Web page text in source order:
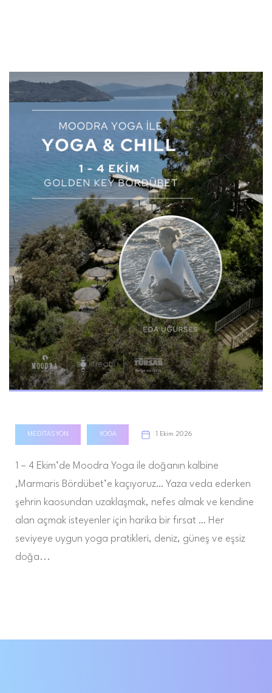
MEDITASYON YOGA 1 Ekim 2026
1 – 4 Ekim’de Moodra Yoga ile doğanın kalbine
,Marmaris Bördübet’e kaçıyoruz… Yaza veda ederken
şehrin kaosundan uzaklaşmak, nefes almak ve kendine
alan açmak isteyenler için harika bir fırsat … Her
seviyeye uygun yoga pratikleri, deniz, güneş ve eşsiz
doğa...